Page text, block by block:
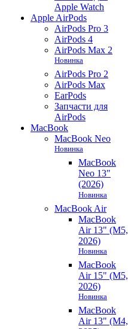
Apple Watch
Apple AirPods
AirPods Pro 3
AirPods 4
AirPods Max 2
Новинка
AirPods Pro 2
AirPods Max
EarPods
Запчасти для
AirPods
MacBook
MacBook Neo
Новинка
MacBook
Neo 13"
(2026)
Новинка
MacBook Air
MacBook
Air 13" (M5,
2026)
Новинка
MacBook
Air 15" (M5,
2026)
Новинка
MacBook
Air 13" (M4,